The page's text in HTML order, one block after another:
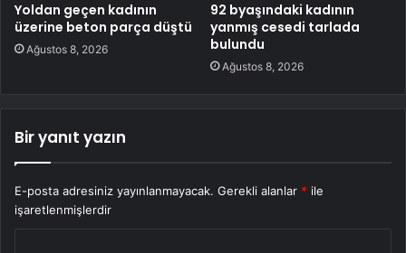
Yoldan geçen kadının
üzerine beton parça düştü
Ağustos 8, 2026
92 byaşındaki kadının
yanmış cesedi tarlada
bulundu
Ağustos 8, 2026
Bir yanıt yazın
E-posta adresiniz yayınlanmayacak. Gerekli alanlar * ile
işaretlenmişlerdir